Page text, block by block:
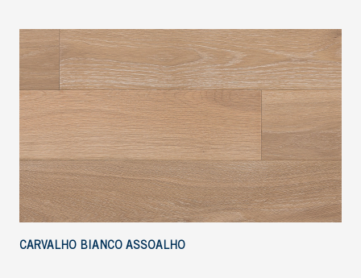
CARVALHO BIANCO ASSOALHO